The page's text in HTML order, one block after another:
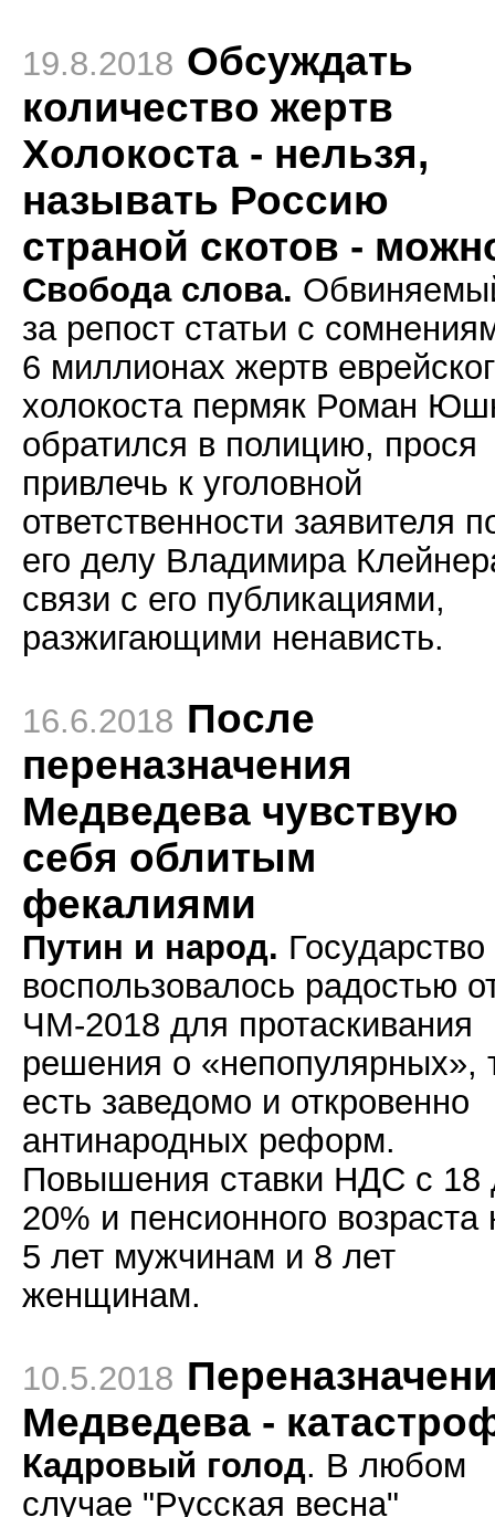
19.8.2018 Обсуждать
количество жертв
Холокоста - нельзя,
называть Россию
страной скотов -
Свобода слова.
за репост статьи с
6 миллионах жертв
холокоста пермяк Роман
обратился в полицию, прося
привлечь к уголовной
ответственности заявителя
его делу Владимира
связи с его публикациями,
разжигающими ненависть.
16.6.2018 После
переназначения
Медведева чувствую
себя облитым
фекалиями
Путин и народ. Государство
воспользовалось радостью
ЧМ-2018 для протаскивания
решения о «непопулярных»,
есть заведомо и откровенно
антинародных реформ.
Повышения ставки НДС с 18
20% и пенсионного возраста
5 лет мужчинам и 8 лет
женщинам.
10.5.2018
Медведева -
Кадровый голод. В любом
случае "Русская весна"